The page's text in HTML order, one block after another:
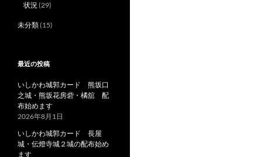
状況(29)
未分類(15)
最近の投稿
いしかわ城郭カード 熊坂口
之城・熊坂花房砦・橘舘 配
布始めます
2026年8月1日
いしかわ城郭カード 長屋
城・伝燈寺城２城の配布始め
ます